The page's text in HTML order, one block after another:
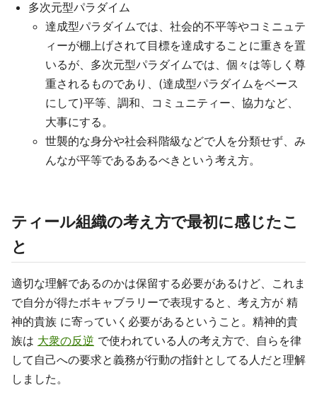
多次元型パラダイム
達成型パラダイムでは、社会的不平等やコミニュテ
ィーが棚上げされて目標を達成することに重きを置
いるが、多次元型パラダイムでは、個々は等しく尊
重されるものであり、(達成型パラダイムをベース
にして)平等、調和、コミュニティー、協力など、
大事にする。
世襲的な身分や社会科階級などで人を分類せず、み
んなが平等であるあるべきという考え方。
ティール組織の考え方で最初に感じたこ
と
適切な理解であるのかは保留する必要があるけど、これま
で自分が得たボキャブラリーで表現すると、考え方が 精
神的貴族 に寄っていく必要があるということ。精神的貴
族は 大衆の反逆 で使われている人の考え方で、自らを律
して自己への要求と義務が行動の指針としてる人だと理解
しました。